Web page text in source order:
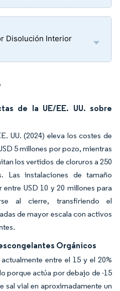
Disolución Interior
de la UE/EE. UU. sobre
UU. (2024) eleva los costes de
5 millones por pozo, mientras
los vertidos de cloruros a 250
Las instalaciones de tamaño
USD 10 y 20 millones para
al cierre, transfiriendo el
de mayor escala con activos
Orgánicos
entre el 15 y el 20%
porque actúa por debajo de -15
sal vial en aproximadamente un